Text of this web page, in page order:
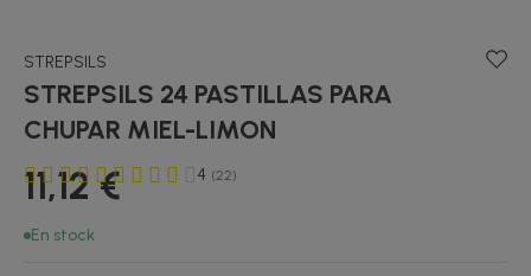
STREPSILS
STREPSILS 24 PASTILLAS PARA
CHUPAR MIEL-LIMON
11,12 € 4 (22)
En stock